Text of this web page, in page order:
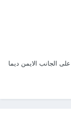
الجانب الايمن ديما